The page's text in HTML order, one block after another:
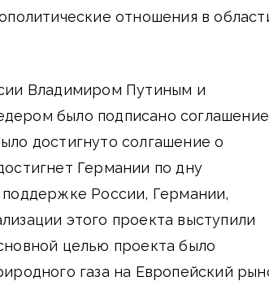
отношения в
Владимиром Путиным и
было подписано
достигнуто солгашение о
Германии по дну
России, Германии,
этого проекта выступили
целью проекта было
газа на Европейский